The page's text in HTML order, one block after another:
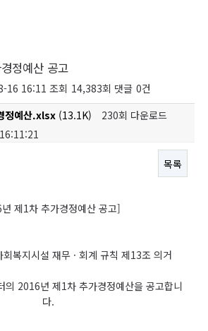
정예산 공고
16 16:11 조회 14,383회 댓글 0건
정예산.xlsx (13.1K)
230회 다운로드
목록
제1차 추가경정예산 공고]
복지시설 재무 · 회계 규칙 제13조 의거
의 2016년 제1차 추가경정예산을 공고합니
다.